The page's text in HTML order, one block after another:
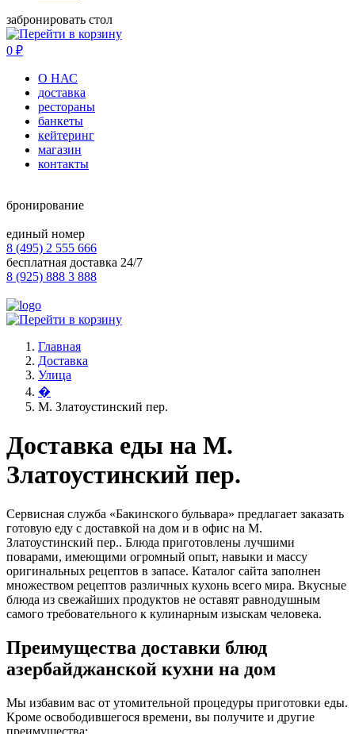
забронировать стол
0 ₽
О НАС
доставка
рестораны
банкеты
кейтеринг
магазин
контакты
бронирование
единый номер
8 (495) 2 555 666
бесплатная доставка 24/7
8 (925) 888 3 888
Главная
Доставка
Улица
�
М. Златоустинский пер.
Доставка еды на М.
Златоустинский пер.
Сервисная служба «Бакинского бульвара» предлагает заказать
готовую еду с доставкой на дом и в офис на М.
Златоустинский пер.. Блюда приготовлены лучшими
поварами, имеющими огромный опыт, навыки и массу
оригинальных рецептов в запасе. Каталог сайта заполнен
множеством рецептов различных кухонь всего мира. Вкусные
блюда из свежайших продуктов не оставят равнодушным
самого требовательного к кулинарным изыскам человека.
Преимущества доставки блюд
азербайджанской кухни на дом
Мы избавим вас от утомительной процедуры приготовки еды.
Кроме освободившегося времени, вы получите и другие
преимущества: